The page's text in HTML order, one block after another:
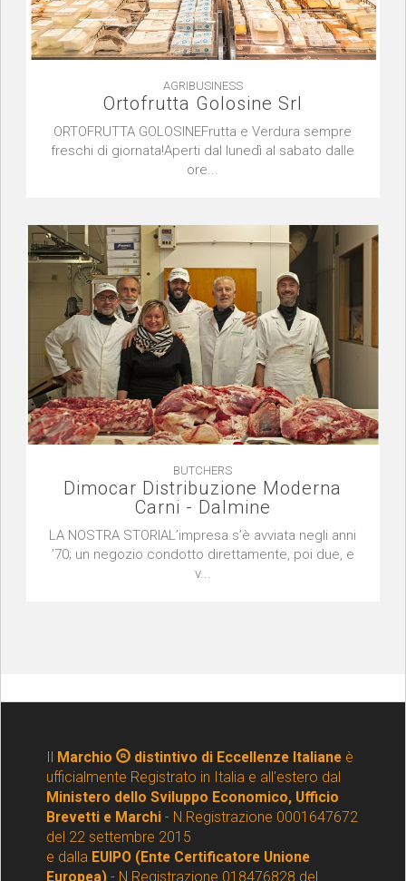
AGRIBUSINESS
Ortofrutta Golosine Srl
ORTOFRUTTA GOLOSINEFrutta e Verdura sempre
freschi di giornata!Aperti dal lunedì al sabato dalle
ore...
BUTCHERS
Dimocar Distribuzione Moderna
Carni - Dalmine
LA NOSTRA STORIAL’impresa s’è avviata negli anni
’70; un negozio condotto direttamente, poi due, e
v...
Il Marchio distintivo di Eccellenze Italianeè
ufficialmente Registrato in Italia e all'estero dal
Ministero dello Sviluppo Economico, Ufficio
Brevetti e Marchi - N.Registrazione 0001647672
del 22 settembre 2015
e dalla EUIPO (Ente Certificatore Unione
Europea) - N Registrazione 018476828 del